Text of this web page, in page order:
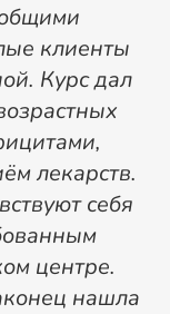
клиенты
Курс дал
лекарств.
себя
центре.
нашла